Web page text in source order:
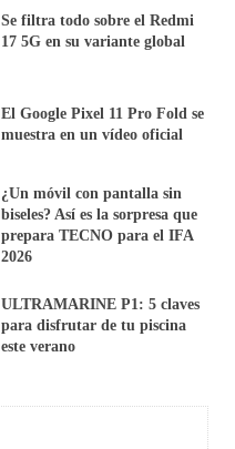
Se filtra todo sobre el Redmi
17 5G en su variante global
El Google Pixel 11 Pro Fold se
muestra en un vídeo oficial
¿Un móvil con pantalla sin
biseles? Así es la sorpresa que
prepara TECNO para el IFA
2026
ULTRAMARINE P1: 5 claves
para disfrutar de tu piscina
este verano